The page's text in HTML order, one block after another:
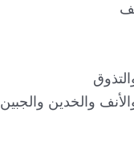
والخدين والجبين